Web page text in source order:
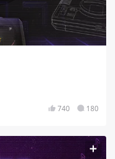
740 180